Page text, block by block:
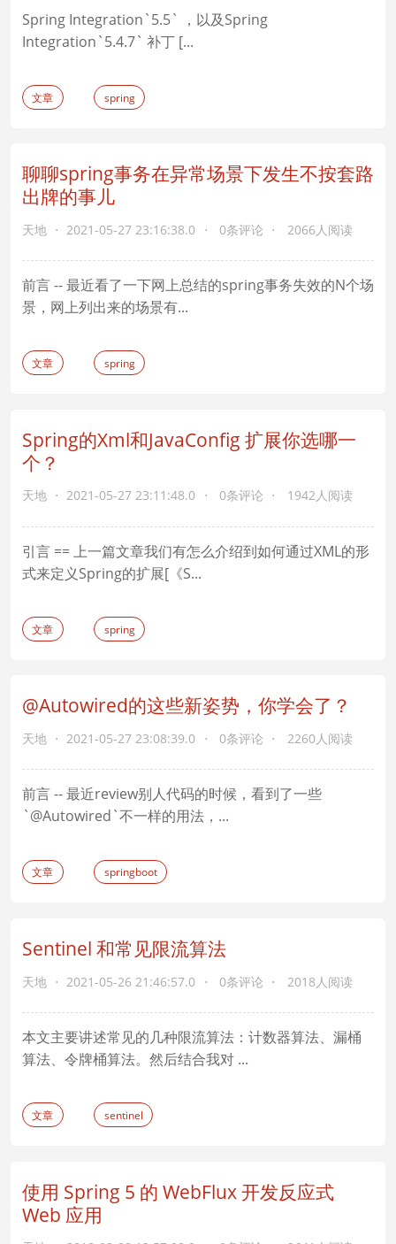
Spring Integration`5.5` ，以及Spring
Integration`5.4.7` 补丁 [...
文章 spring
聊聊spring事务在异常场景下发生不按套路
出牌的事儿
天地 2021-05-27 23:16:38.0 0条评论 2066人阅读
前言 -- 最近看了一下网上总结的spring事务失效的N个场
景，网上列出来的场景有...
文章 spring
Spring的Xml和JavaConfig 扩展你选哪一
个？
天地 2021-05-27 23:11:48.0 0条评论 1942人阅读
引言 == 上一篇文章我们有怎么介绍到如何通过XML的形
式来定义Spring的扩展[《S...
文章 spring
@Autowired的这些新姿势，你学会了？
天地 2021-05-27 23:08:39.0 0条评论 2260人阅读
前言 -- 最近review别人代码的时候，看到了一些
`@Autowired`不一样的用法，...
文章 springboot
Sentinel 和常见限流算法
天地 2021-05-26 21:46:57.0 0条评论 2018人阅读
本文主要讲述常见的几种限流算法：计数器算法、漏桶
算法、令牌桶算法。然后结合我对 ...
文章 sentinel
使用 Spring 5 的 WebFlux 开发反应式
Web 应用